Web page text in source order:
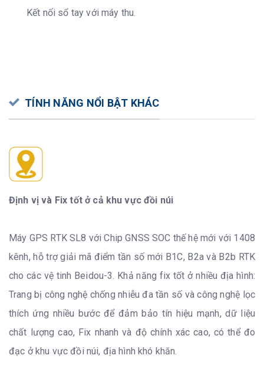
Kết nối sổ tay với máy thu.
TÍNH NĂNG NỔI BẬT KHÁC
Định vị và Fix tốt ở cả khu vực đồi núi
Máy GPS RTK SL8 với Chip GNSS SOC thế hệ mới với 1408
kênh, hỗ trợ giải mã điểm tần số mới B1C, B2a và B2b RTK
cho các vệ tinh Beidou-3. Khả năng fix tốt ở nhiều địa hình:
Trang bị công nghệ chống nhiễu đa tần số và công nghệ lọc
thích ứng nhiều bước để đảm bảo tín hiệu mạnh, dữ liệu
chất lượng cao, Fix nhanh và độ chính xác cao, có thể đo
đạc ở khu vực đồi núi, địa hình khó khăn.